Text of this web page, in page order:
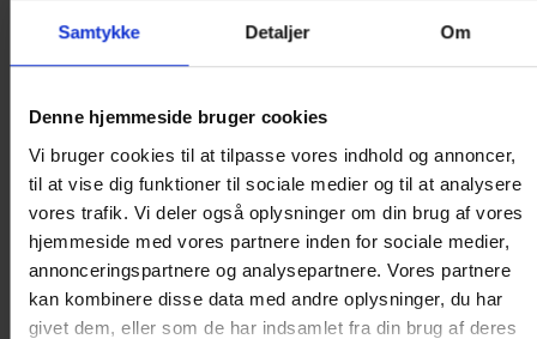
Samtykke Detaljer Om
Denne hjemmeside bruger cookies
Vi bruger cookies til at tilpasse vores indhold og annoncer,
til at vise dig funktioner til sociale medier og til at analysere
vores trafik. Vi deler også oplysninger om din brug af vores
hjemmeside med vores partnere inden for sociale medier,
annonceringspartnere og analysepartnere. Vores partnere
kan kombinere disse data med andre oplysninger, du har
givet dem, eller som de har indsamlet fra din brug af deres
Du modtager kopi af dine